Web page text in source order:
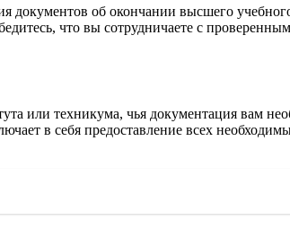
об окончании высшего
что вы сотрудничаете с
или техникума, чья документация вам
в себя предоставление всех